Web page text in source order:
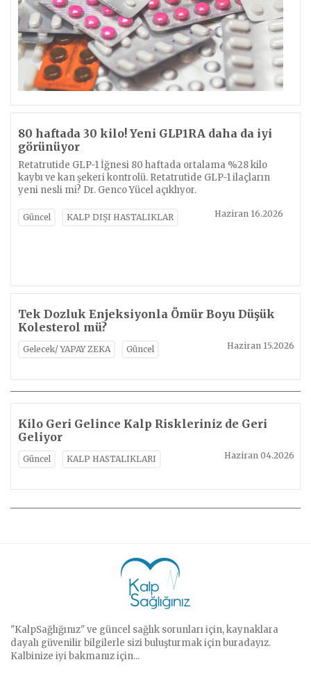
80 haftada 30 kilo! Yeni GLP1RA daha da iyi
görünüyor
Retatrutide GLP-1 İğnesi 80 haftada ortalama %28 kilo
kaybı ve kan şekeri kontrolü. Retatrutide GLP-1 ilaçların
yeni nesli mi? Dr. Genco Yücel açıklıyor.
Güncel KALP DIŞI HASTALIKLAR Haziran 16.2026
Tek Dozluk Enjeksiyonla Ömür Boyu Düşük
Kolesterol mü?
Gelecek/ YAPAY ZEKA Güncel Haziran 15.2026
Kilo Geri Gelince Kalp Riskleriniz de Geri
Geliyor
Güncel KALP HASTALIKLARI Haziran 04.2026
"KalpSağlığınız" ve güncel sağlık sorunları için, kaynaklara
dayalı güvenilir bilgilerle sizi buluşturmak için buradayız.
Kalbinize iyi bakmanız için...